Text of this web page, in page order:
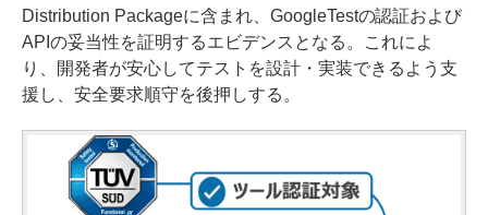
Distribution Packageに含まれ、GoogleTestの認証および
APIの妥当性を証明するエビデンスとなる。これによ
り、開発者が安心してテストを設計・実装できるよう支
援し、安全要求順守を後押しする。